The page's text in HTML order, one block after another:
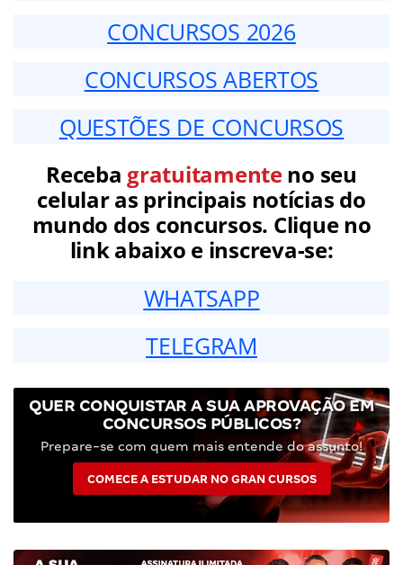
CONCURSOS 2026
CONCURSOS ABERTOS
QUESTÕES DE CONCURSOS
Receba gratuitamenteno seu
celular as principais notícias do
mundo dos concursos. Clique no
link abaixo e inscreva-se:
WHATSAPP
TELEGRAM
QUER CONQUISTAR A SUA APROVAÇÃO EM
CONCURSOS PÚBLICOS?
Prepare-se com quem mais entende do assunto!
COMECE A ESTUDAR NO GRAN CURSOS